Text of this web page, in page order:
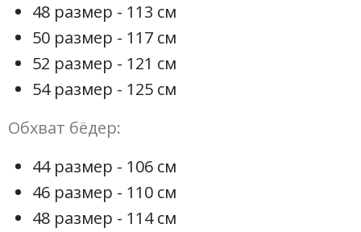
48 размер - 113 см
50 размер - 117 см
52 размер - 121 см
54 размер - 125 см
Обхват бёдер:
44 размер - 106 см
46 размер - 110 см
48 размер - 114 см